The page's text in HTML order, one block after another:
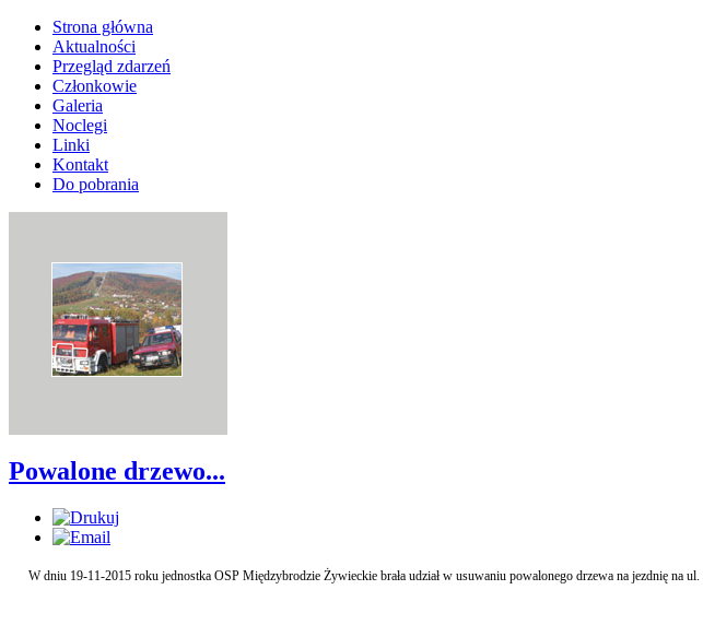
Strona główna
Aktualności
Przegląd zdarzeń
Członkowie
Galeria
Noclegi
Linki
Kontakt
Do pobrania
Powalone drzewo...
W dniu 19-11-2015 roku jednostka OSP Międzybrodzie Żywieckie brała udział w usuwaniu powalonego drzewa na jezdnię na ul.